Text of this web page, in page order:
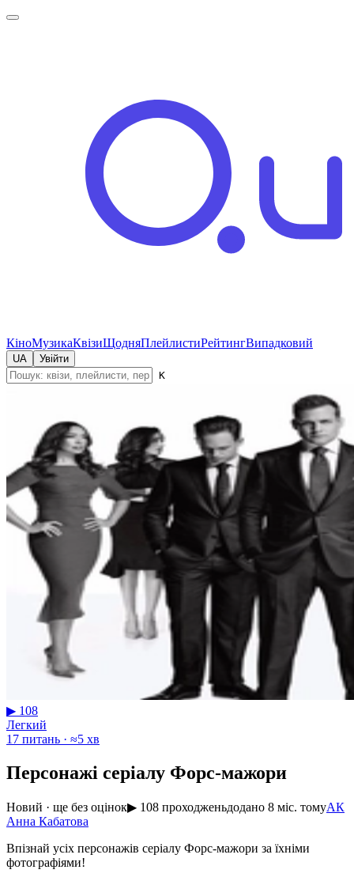
КіноМузикаКвізиЩодняПлейлистиРейтингВипадковий
UA
Увійти
K
▶ 108
Легкий
17 питань · ≈5 хв
Персонажі серіалу Форс-мажори
Новий · ще без оцінок▶ 108 проходженьдодано 8 міс. томуАК
Анна Кабатова
Впізнай усіх персонажів серіалу Форс-мажори за їхніми
фотографіями!